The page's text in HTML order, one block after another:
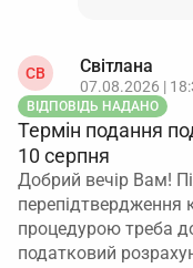
СВ Світлана
07.08.2026 |
ВІДПОВІДЬ НАДАНО
Термін подання
10 серпня
Добрий вечір Вам!
перепідтвердження
процедурою треба
податковий